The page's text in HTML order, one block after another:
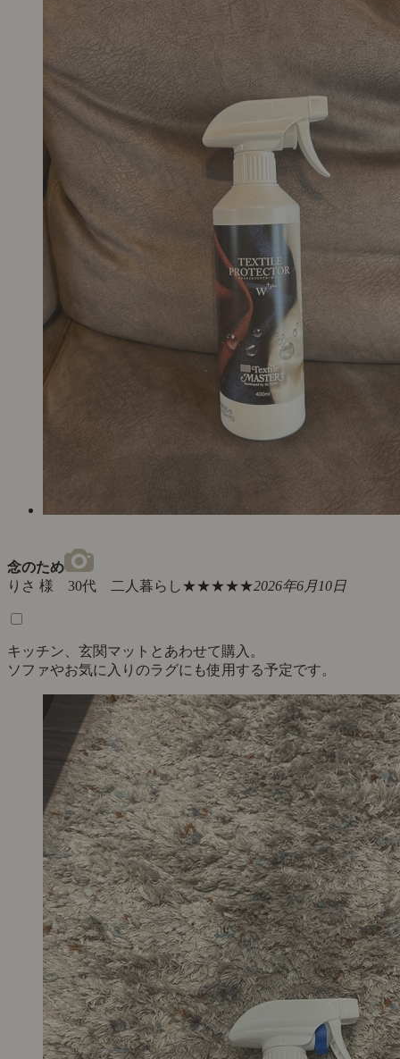
念のため
りさ 様 30代 二人暮らし★★★★★2026年6月10日
キッチン、玄関マットとあわせて購入。
ソファやお気に入りのラグにも使用する予定です。